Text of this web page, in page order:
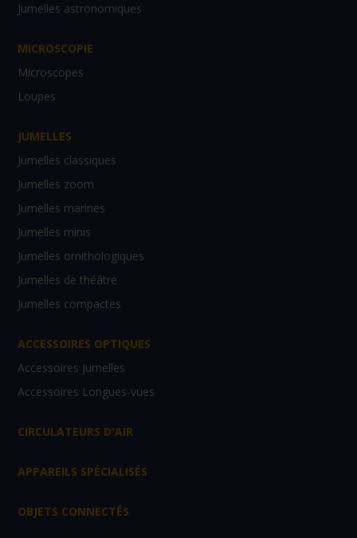
Jumelles astronomiques
MICROSCOPIE
Microscopes
Loupes
JUMELLES
Jumelles classiques
Jumelles zoom
Jumelles marines
Jumelles minis
Jumelles ornithologiques
Jumelles de théâtre
Jumelles compactes
ACCESSOIRES OPTIQUES
Accessoires Jumelles
Accessoires Longues-vues
CIRCULATEURS D'AIR
APPAREILS SPÉCIALISÉS
OBJETS CONNECTÉS